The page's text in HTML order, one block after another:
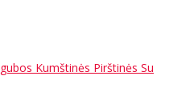
Kumštinės Pirštinės Su